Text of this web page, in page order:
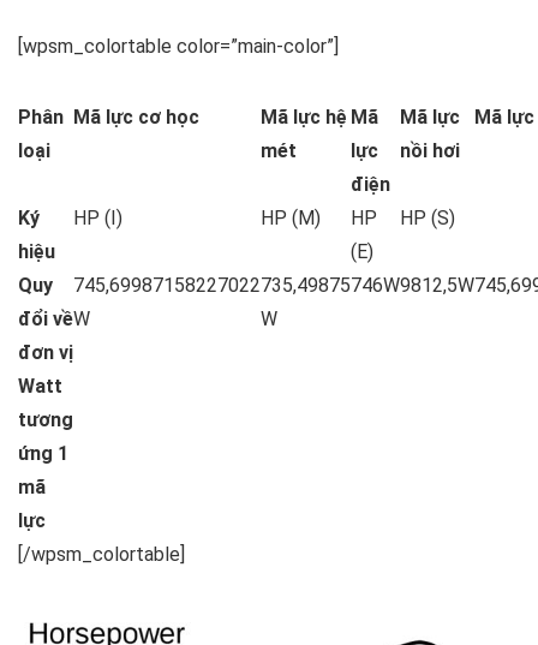
[wpsm_colortable color=”main-color”]
Phân
loại
Mã lực cơ học
Mã lực hệ
mét
Mã
lực
điện
Mã lực
nồi hơi
Mã
Ký
hiệu
HP (I) HP (M)
HP
(E)
HP (S)
Quy
đổi về
đơn vị
Watt
tương
ứng 1
mã
lực
745,69987158227022
W
735,49875
W
746W9812,5W
[/wpsm_colortable]